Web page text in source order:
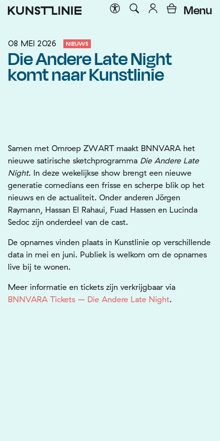
Menu
08 MEI 2026 NIEUWS
Die Andere Late Night
komt naar Kunstlinie
Samen met Omroep ZWART maakt BNNVARA het
nieuwe satirische sketchprogramma Die Andere Late
Night. In deze wekelijkse show brengt een nieuwe
generatie comedians een frisse en scherpe blik op het
nieuws en de actualiteit. Onder anderen Jörgen
Raymann, Hassan El Rahaui, Fuad Hassen en Lucinda
Sedoc zijn onderdeel van de cast.
De opnames vinden plaats in Kunstlinie op verschillende
data in mei en juni. Publiek is welkom om de opnames
live bij te wonen.
Meer informatie en tickets zijn verkrijgbaar via
BNNVARA Tickets – Die Andere Late Night.